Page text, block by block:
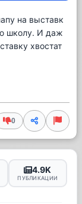
на выставк
школу. И даж
хвостат
0
4.9K
ПУБЛИКАЦИИ